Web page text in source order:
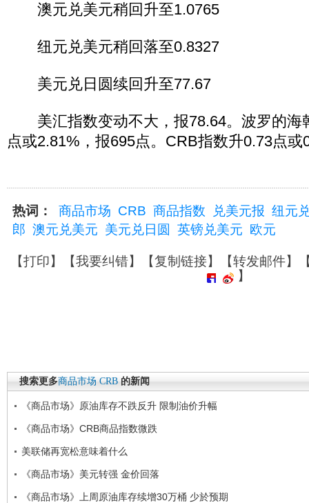
澳元兑美元稍回升至1.0765
纽元兑美元稍回落至0.8327
美元兑日圆续回升至77.67
美汇指数变动不大，报78.64。波罗的海
点或2.81%，报695点。CRB指数升0.73点
热词： 商品市场 CRB 商品指数 兑美元报 纽元
郎 澳元兑美元 美元兑日圆 英镑兑美元 欧元
【打印】【我要纠错】【复制链接】【转发邮件】
】
搜索更多商品市场 CRB 的新闻
《商品市场》原油库存不跌反升 限制油价升幅
《商品市场》CRB商品指数微跌
美联储再宽松意味着什么
《商品市场》美元转强 金价回落
《商品市场》上周原油库存续增30万桶 少於预期